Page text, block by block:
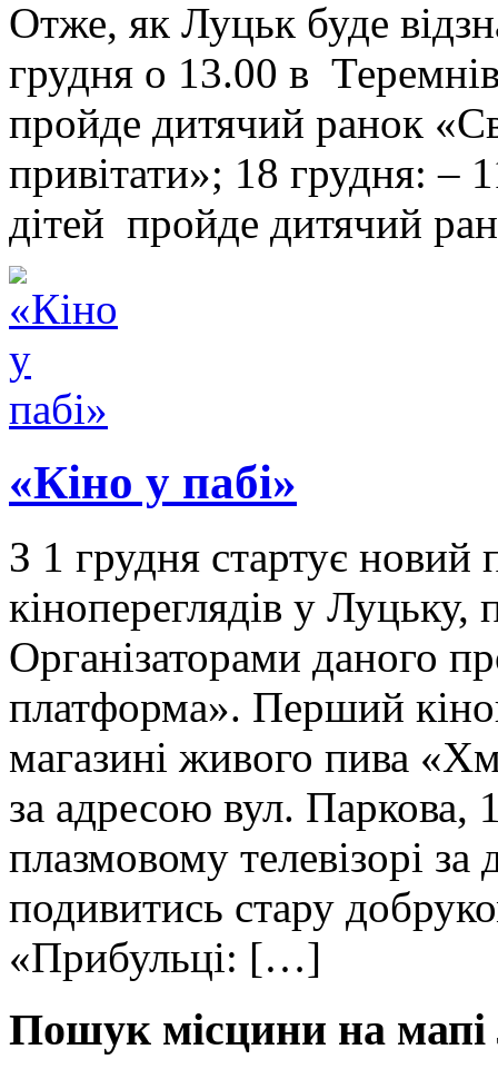
Отже, як Луцьк буде
грудня о 13.00 в
пройде дитячий ранок
привітати»; 18 грудня: –
дітей пройде дитячий
«Кіно у пабі»
З 1 грудня стартує новий
кінопереглядів у Луцьку,
Організаторами даного
платформа». Перший
магазині живого пива
за адресою вул.
плазмовому телевізорі
подивитись стару
«Прибульці: […]
Пошук місцини на